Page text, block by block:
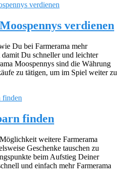
verdienen
Du bei Farmerama mehr
Du schneller und leichter
Moospennys sind die Währung
zu tätigen, um im Spiel weiter zu
finden
weitere Farmerama
Geschenke tauschen zu
beim Aufstieg Deiner
und einfach mehr Farmerama